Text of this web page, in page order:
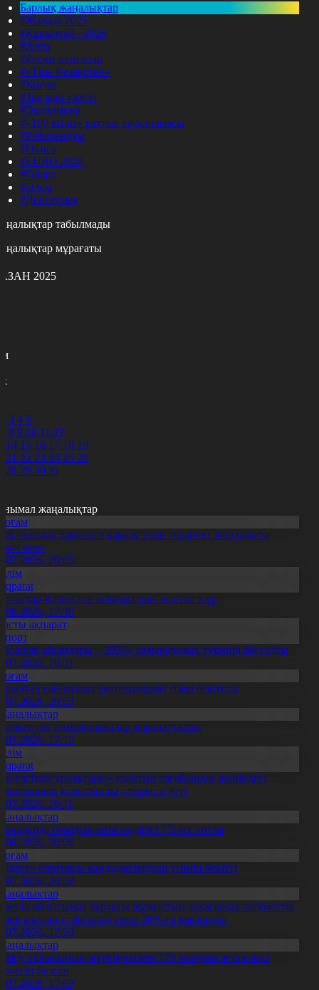
Барлық жаңалықтар
#Жолдау 2025
#Құрылтай - 2026
#Апта
#Ресми оқиғалар
#«Таза Қазақстан»
#Қоғам
#Заң мен тәртіп
#Экономика
#«100 кітап» ұлттық сауалнамасы
#Референдум
#Оқиға
#EURO 2024
#Спорт
#Әлем
#Денсаулық
табылмады
мұрағаты
2025
3 4 5
8 9 10 11 12
14 15 16 17 18 19
21 22 23 24 25 26
28 29 30 31
жаңалықтар
салалық дәрігерге қаралу үшін терапевт жолдамасы
емес
20:05
Қазақстан өсімдіктерін зерттеп жүр
17:30
ақпарат
ойындары – 2026» халықаралық турнирі басталды
10:01
сайлауына үміткерлердің тізімі бекітілді
20:03
теміржолшылар марапатталды
17:15
ұрпақтары» грантын тағайындау жөніндегі
қорытынды отырысы өтті
20:11
отандық өнім өндірісі 1,5 есе артты
20:06
партиясы кандидаттардың тізімін бекітті
20:08
облысында тұрақты жұмыстың арқасында әлеуметтік
алатын отбасылар саны 50%-ға қысқарды
17:03
облысының жүргізушілері 170 мыңнан астам жол
бұзған
17:02